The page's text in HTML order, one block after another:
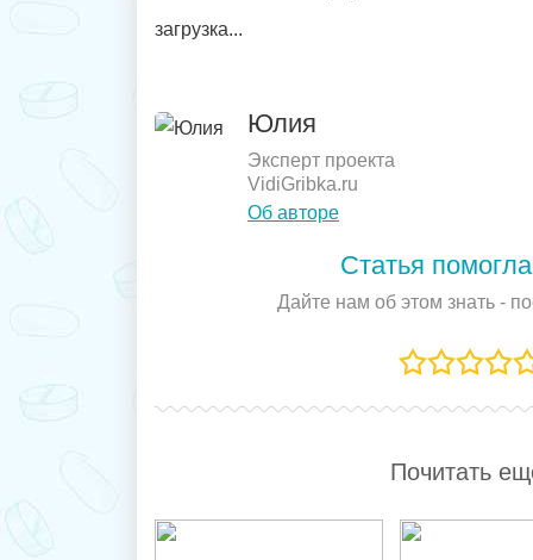
загрузка...
Юлия
Эксперт проекта
VidiGribka.ru
Об авторе
Статья
Дайте нам об этом знать -